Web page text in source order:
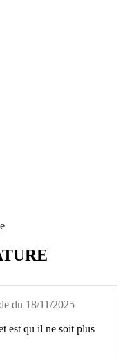
du 18/11/2025
est qu il ne soit plus